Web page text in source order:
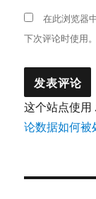
在此浏览器
下次评论时使用。
这个站点使用
论数据如何被